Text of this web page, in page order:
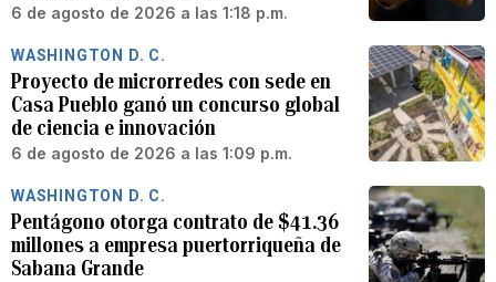
6 de agosto de 2026 a las 1:18 p.m.
WASHINGTON D. C.
Proyecto de microrredes con sede en
Casa Pueblo ganó un concurso global
de ciencia e innovación
6 de agosto de 2026 a las 1:09 p.m.
WASHINGTON D. C.
Pentágono otorga contrato de $41.36
millones a empresa puertorriqueña de
Sabana Grande